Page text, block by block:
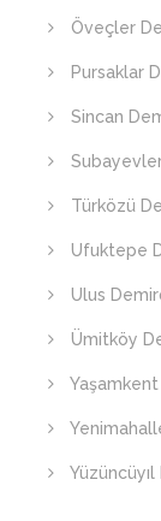
Öveçler
Pursaklar
Sincan
Türközü
Ufuktepe
Ulus
Ümitköy